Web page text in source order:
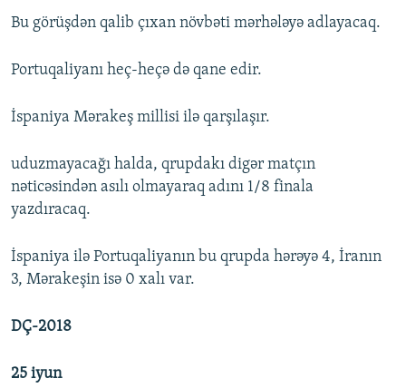
Bu görüşdən qalib çıxan növbəti mərhələyə adlayacaq.
Portuqaliyanı heç-heçə də qane edir.
İspaniya Mərakeş millisi ilə qarşılaşır.
uduzmayacağı halda, qrupdakı digər matçın
nəticəsindən asılı olmayaraq adını 1/8 finala
yazdıracaq.
İspaniya ilə Portuqaliyanın bu qrupda hərəyə 4, İranın
3, Mərakeşin isə 0 xalı var.
DÇ-2018
25 iyun